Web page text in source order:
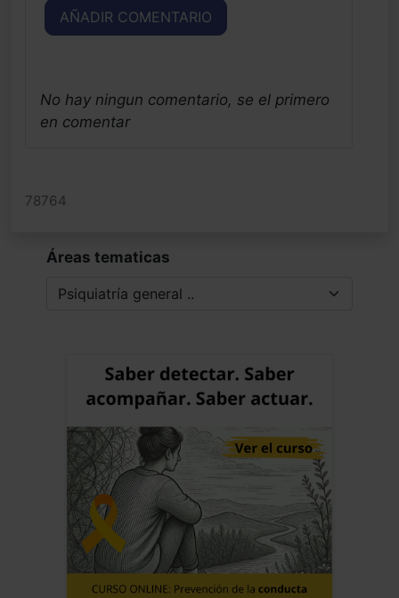
AÑADIR COMENTARIO
No hay ningun comentario, se el primero
en comentar
78764
Áreas tematicas